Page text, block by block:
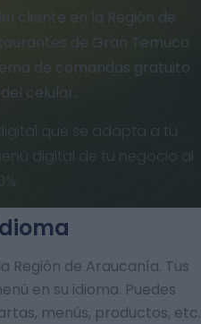
cliente en la Región de
de Gran Temuco
de comandas gratuito
celular.
que se adapta a tu
digital de tu negocio al
Región de Araucanía. Tus
en su idioma. Puedes
menús, productos, etc.